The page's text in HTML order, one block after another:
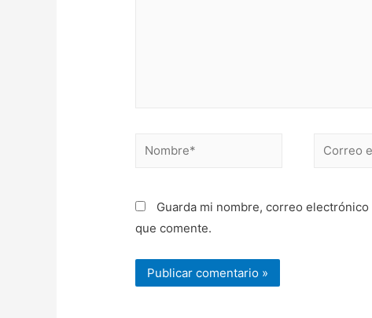
Nombre*
Correo
Guarda mi nombre, correo
que comente.